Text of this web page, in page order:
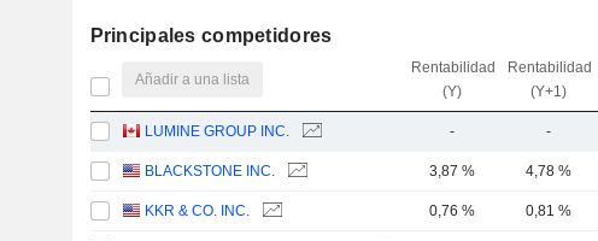
Principales competidores
Añadir a una lista
Rentabilidad
(Y)
Rentabilidad
(Y+1)
LUMINE GROUP INC. - -
BLACKSTONE INC. 3,87 % 4,78 %
KKR & CO. INC. 0,76 % 0,81 %